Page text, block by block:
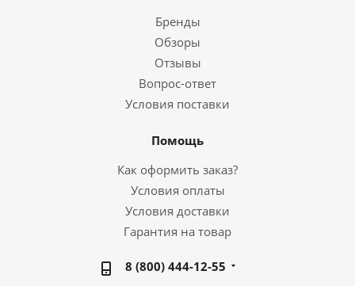
Бренды
Обзоры
Отзывы
Вопрос-ответ
Условия поставки
Помощь
Как оформить заказ?
Условия оплаты
Условия доставки
Гарантия на товар
8 (800) 444-12-55